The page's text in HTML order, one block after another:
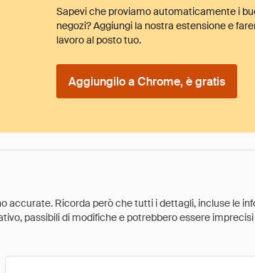
Sapevi che proviamo automaticamente i
negozi? Aggiungi la nostra estensione e
lavoro al posto tuo.
Aggiungilo a Chrome, è gratis
Ricorda però che tutti i dettagli, incluse le
passibili di modifiche e potrebbero essere